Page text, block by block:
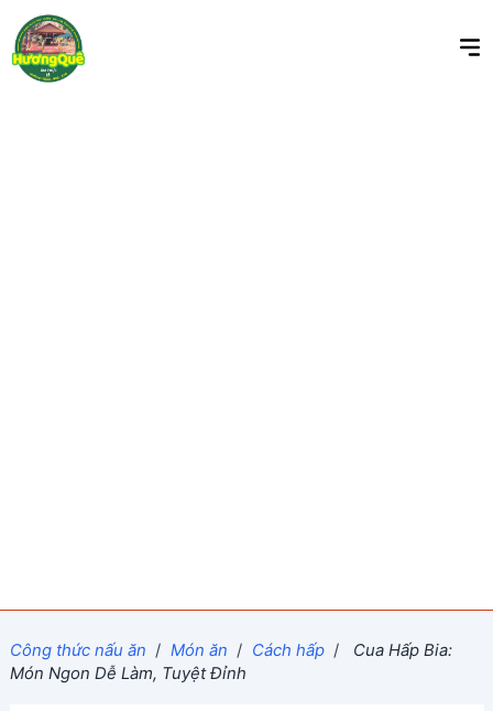
Công thức nấu ăn / Món ăn / Cách hấp /
Cua Hấp Bia:
Món Ngon Dễ Làm, Tuyệt Đỉnh